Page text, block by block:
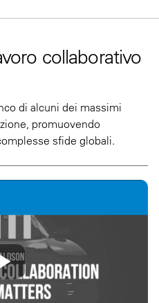
collaborativo
di alcuni dei massimi
promuovendo
sfide globali.